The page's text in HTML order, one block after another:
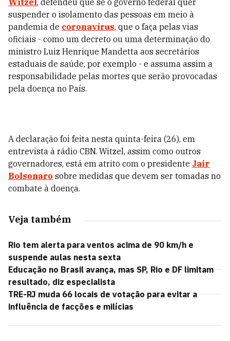
Witzel, defendeu que se o governo federal quer
suspender o isolamento das pessoas em meio à
pandemia de coronavírus, que o faça pelas vias
oficiais - como um decreto ou uma determinação do
ministro Luiz Henrique Mandetta aos secretários
estaduais de saúde, por exemplo - e assuma assim a
responsabilidade pelas mortes que serão provocadas
pela doença no País.
A declaração foi feita nesta quinta-feira (26), em
entrevista à rádio CBN. Witzel, assim como outros
governadores, está em atrito com o presidente Jair
Bolsonaro sobre medidas que devem ser tomadas no
combate à doença.
Veja também
Rio tem alerta para ventos acima de 90 km/h e
suspende aulas nesta sexta
Educação no Brasil avança, mas SP, Rio e DF limitam
resultado, diz especialista
TRE-RJ muda 66 locais de votação para evitar a
influência de facções e milícias